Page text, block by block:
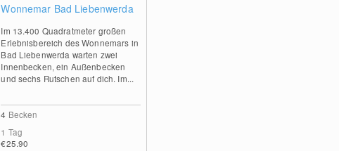
Wonnemar Bad Liebenwerda
Im 13.400 Quadratmeter großen
Erlebnisbereich des Wonnemars in
Bad Liebenwerda warten zwei
Innenbecken, ein Außenbecken
und sechs Rutschen auf dich. Im...
4 Becken
1 Tag
€25.90